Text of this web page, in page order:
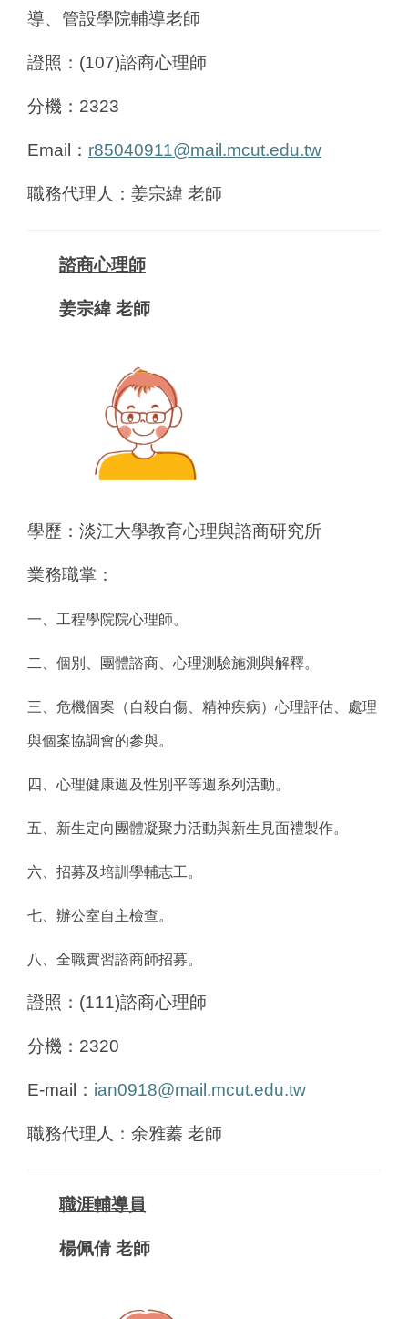
導、管設學院輔導老師
證照：(107)諮商心理師
分機：2323
Email ： r85040911@mail.mcut.edu.tw
職務代理人：姜宗緯 老師
諮商心理師
姜宗緯 老師
學歷：淡江大學教育心理與諮商研究所
業務職掌：
一、工程學院院心理師。
二、個別、團體諮商、心理測驗施測與解釋。
三、危機個案（自殺自傷、精神疾病）心理評估、處理
與個案協調會的參與。
四、心理健康週及性別平等週系列活動。
五、新生定向團體凝聚力活動與新生見面禮製作。
六、招募及培訓學輔志工。
七、辦公室自主檢查。
八、全職實習諮商師招募。
證照：(111)諮商心理師
分機：2320
E-mail ： ian0918@mail.mcut.edu.tw
職務代理人：余雅蓁 老師
職涯輔導員
楊佩倩 老師